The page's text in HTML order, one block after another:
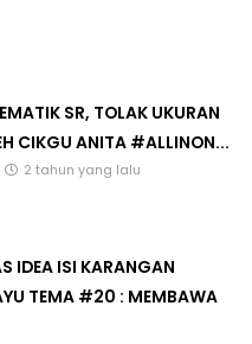
SR, TOLAK UKURAN
CIKGU ANITA #ALLINON...
2 tahun yang lalu
IDEA ISI KARANGAN
TEMA #20 : MEMBAWA